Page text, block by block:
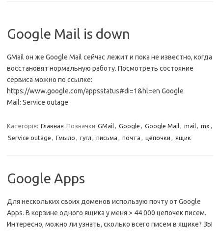
Google Mail is down
GMail он же Google Mail сейчас лежит и пока не известно, когда
восстановят нормальную работу. Посмотреть состояние
сервиса можно по ссылке:
https://www.google.com/appsstatus#di=1&hl=en Google
Mail: Service outage
Категорія: Главная Позначки: GMail, Google , Google Mail, mail, mx ,
Service outage , Гмыло , гугл , письма , почта , цепочки , ящик
Google Apps
Для нескольких своих доменов использую почту от Google
Apps. В корзине одного ящика у меня > 44 000 цепочек писем.
Интересно, можно ли узнать, сколько всего писем в ящике? ЗЫ